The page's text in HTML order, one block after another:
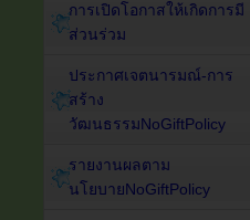
การเปิดโอกาสให้เกิดการมี
ส่วนร่วม
ประกาศเจตนารมณ์-การ
สร้าง
วัฒนธรรมNoGiftPolicy
รายงานผลตาม
นโยบายNoGiftPolicy